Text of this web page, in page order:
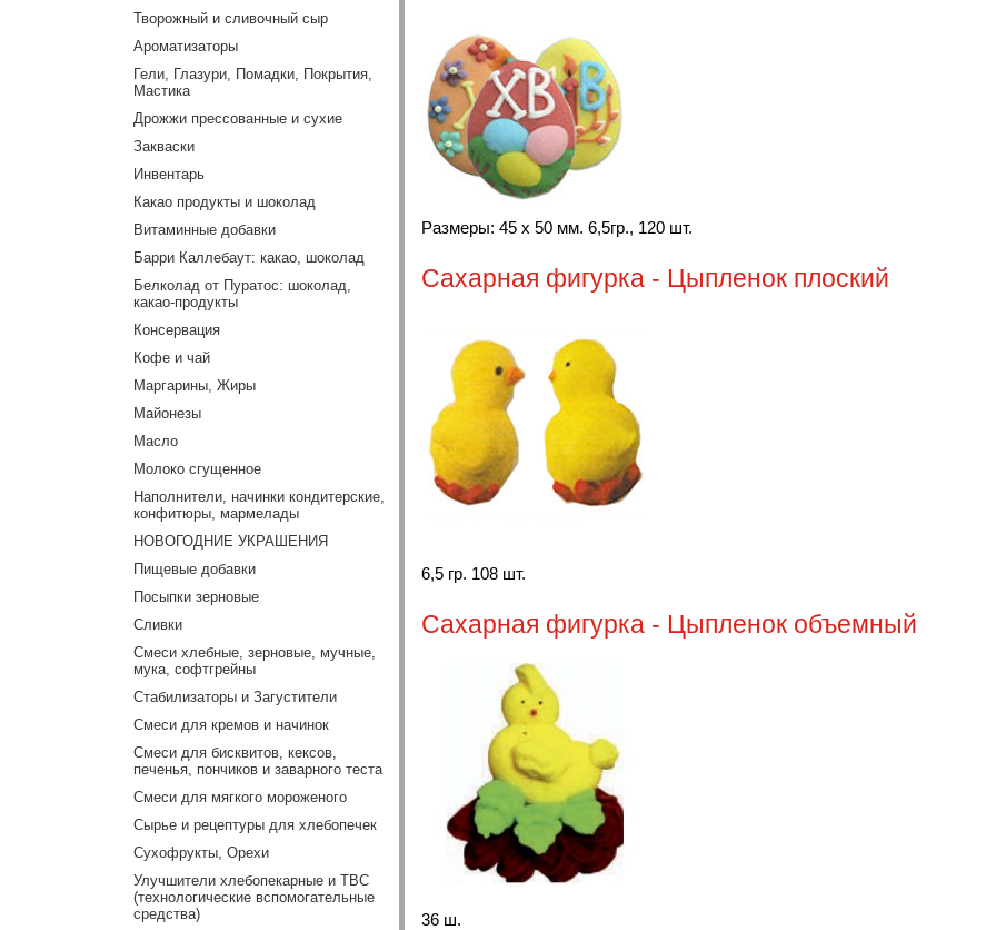
Творожный и сливочный сыр
Ароматизаторы
Гели, Глазури, Помадки, Покрытия,
Мастика
Дрожжи прессованные и сухие
Закваски
Инвентарь
Какао продукты и шоколад
Витаминные добавки
Барри Каллебаут: какао, шоколад
Белколад от Пуратос: шоколад,
какао-продукты
Консервация
Кофе и чай
Маргарины, Жиры
Майонезы
Масло
Молоко сгущенное
Наполнители, начинки кондитерские,
конфитюры, мармелады
НОВОГОДНИЕ УКРАШЕНИЯ
Пищевые добавки
Посыпки зерновые
Сливки
Смеси хлебные, зерновые, мучные,
мука, софтгрейны
Стабилизаторы и Загустители
Смеси для кремов и начинок
Смеси для бисквитов, кексов,
печенья, пончиков и заварного теста
Смеси для мягкого мороженого
Сырье и рецептуры для хлебопечек
Сухофрукты, Орехи
Улучшители хлебопекарные и ТВС
(технологические вспомогательные
средства)
Размеры: 45 х 50 мм. 6,5гр., 120 шт.
Сахарная фигурка - Цыпленок плоский
6,5 гр. 108 шт.
Сахарная фигурка - Цыпленок объемный
36 ш.